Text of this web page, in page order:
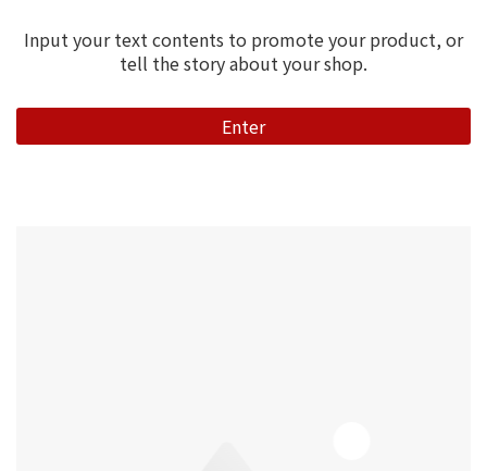
Input your text contents to promote your product, or
tell the story about your shop.
Enter